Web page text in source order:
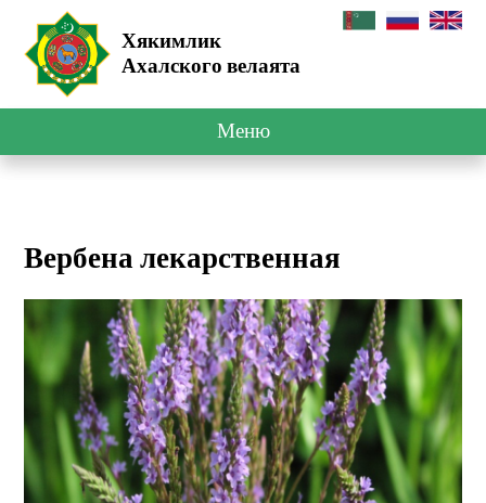
Хякимлик
Ахалского велаята
Меню
Вербена лекарственная